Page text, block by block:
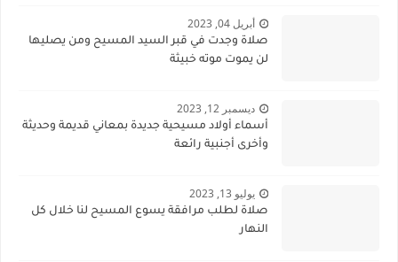
أبريل 04, 2023
صلاة وجدت في قبر السيد المسيح ومن يصليها
لن يموت موته خبيثة
ديسمبر 12, 2023
أسماء أولاد مسيحية جديدة بمعاني قديمة وحديثة
وأخرى أجنبية رائعة
يوليو 13, 2023
صلاة لطلب مرافقة يسوع المسيح لنا خلال كل
النهار